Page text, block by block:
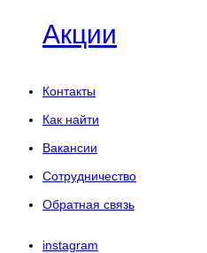
Акции
Контакты
Как найти
Вакансии
Сотрудничество
Обратная связь
instagram